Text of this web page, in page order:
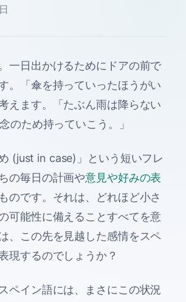
一日出かけるためにドアの前で
。「傘を持っていったほうがい
えます。「たぶん雨は降らない
のため持っていこう。」
(just in case)」という短いフレ
の毎日の計画や意見や好みの表
のです。それは、どれほど小さ
可能性に備えることすべてを意
、この先を見越した感情をスペ
現するのでしょうか？
ペイン語には、まさにこの状況